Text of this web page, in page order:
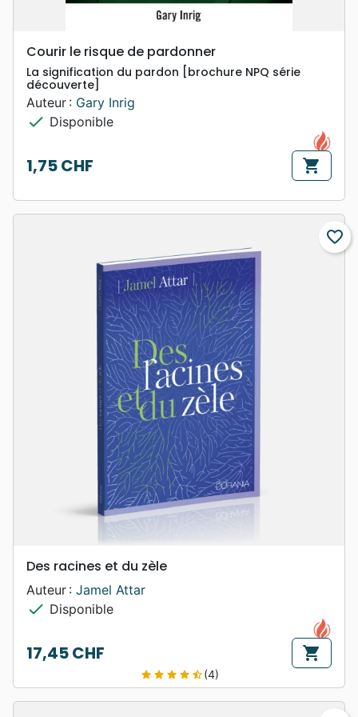
Courir le risque de pardonner
La signification du pardon [brochure NPQ série
découverte]
Auteur : Gary Inrig
check Disponible
Prix
1,75 CHF shopping_cart
favorite_border
Des racines et du zèle
Auteur : Jamel Attar
check Disponible
Prix
17,45 CHF shopping_cart
star star star star star_half(4)